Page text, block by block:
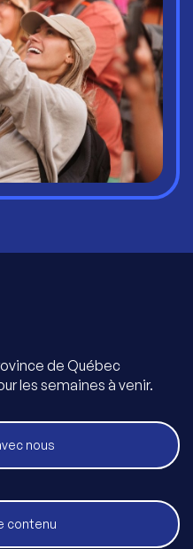
de Québec
les semaines à venir.
nous
contenu